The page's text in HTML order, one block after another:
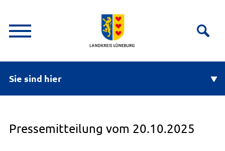
Sie sind hier
Pressemitteilung vom 20.10.2025